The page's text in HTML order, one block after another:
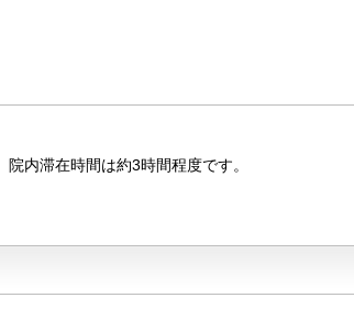
内滞在時間は約3時間程度です。